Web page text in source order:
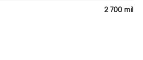
2 700 mil